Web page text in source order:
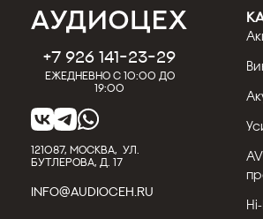
31.07.2026
Кострицын
Обзор сабвуфера REL T/9x:
возможностей серии T/x
REL T/9x — это пик того, на что
серия T/x британского бренда.
кинотеатра или музык...
Подробнее
+7 926 141-23-29
Ежедневно с 10:00 до
19:00
121087, МОСКВА, УЛ.
БУТЛЕРОВА, Д. 17
INFO@AUDIOCEH.RU